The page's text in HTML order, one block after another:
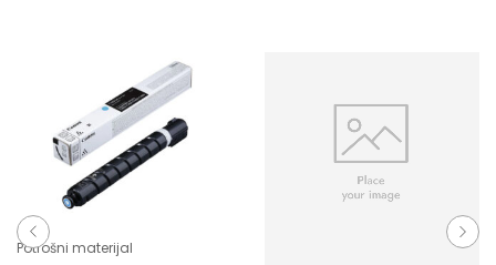
Potrošni materijal